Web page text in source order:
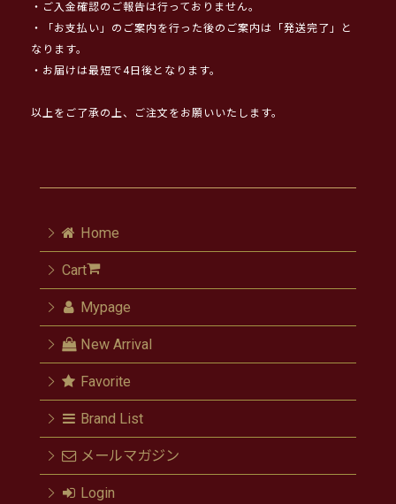
・ご入金確認のご報告は行っておりません。
・「お支払い」のご案内を行った後のご案内は「発送完了」と
なります。
・お届けは最短で4日後となります。
以上をご了承の上、ご注文をお願いいたします。
Home
Cart
Mypage
New Arrival
Favorite
Brand List
メールマガジン
Login